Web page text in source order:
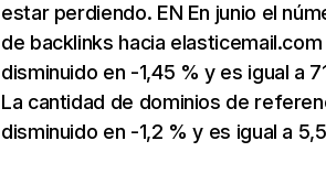
estar perdiendo. EN En junio el
de backlinks hacia elasticemail.com
disminuido en -1,45 % y es igual a
La cantidad de dominios de
disminuido en -1,2 % y es igual a